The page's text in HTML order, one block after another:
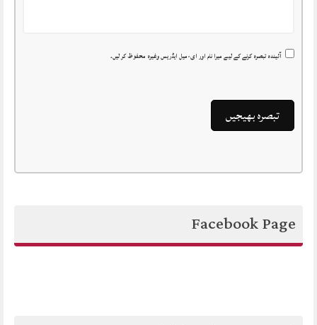
آئیندہ تبصرہ کرنے کے لیے میرا نام اور ای-میل ایڈریس وغیرہ محفوظ کر لیں۔
Facebook Page